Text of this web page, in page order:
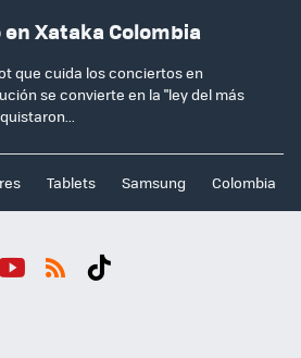
Xataka Colombia
que cuida los conciertos en
se convierte en la "ley del más
Tablets Samsung Colombia